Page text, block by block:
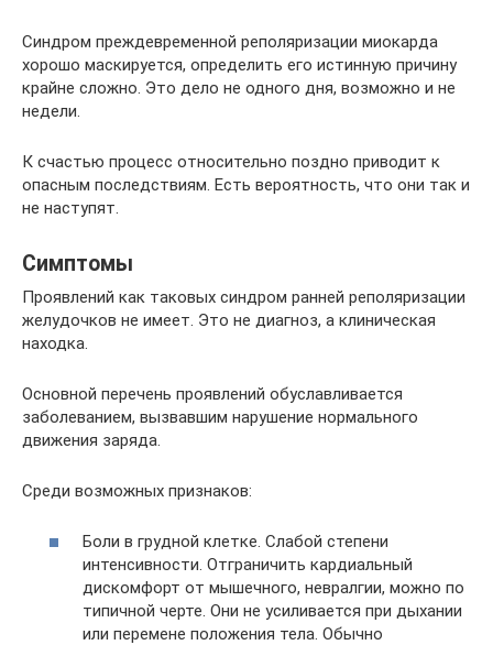
Синдром преждевременной реполяризации миокарда
хорошо маскируется, определить его истинную причину
крайне сложно. Это дело не одного дня, возможно и не
недели.
К счастью процесс относительно поздно приводит к
опасным последствиям. Есть вероятность, что они так и
не наступят.
Симптомы
Проявлений как таковых синдром ранней реполяризации
желудочков не имеет. Это не диагноз, а клиническая
находка.
Основной перечень проявлений обуславливается
заболеванием, вызвавшим нарушение нормального
движения заряда.
Среди возможных признаков:
Боли в грудной клетке. Слабой степени
интенсивности. Отграничить кардиальный
дискомфорт от мышечного, невралгии, можно по
типичной черте. Они не усиливается при дыхании
или перемене положения тела. Обычно